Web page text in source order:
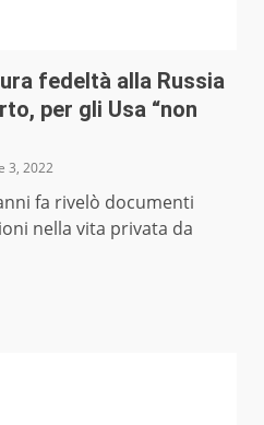
fedeltà alla Russia
per gli Usa “non
3, 2022
fa rivelò documenti
nella vita privata da